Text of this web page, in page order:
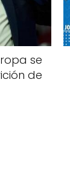
se
de